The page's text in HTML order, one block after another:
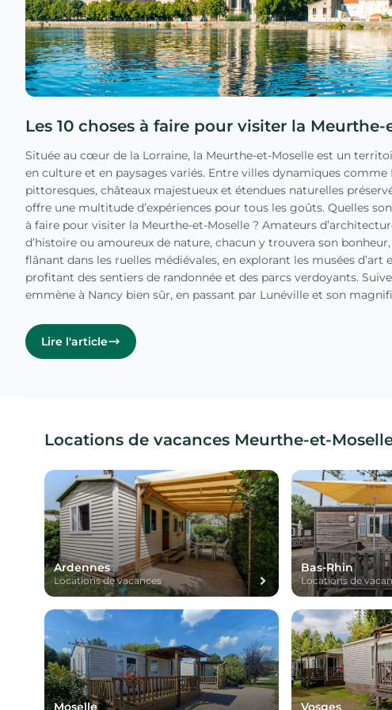
Les 10 choses à faire pour visiter la Meurthe-
Située au cœur de la Lorraine, la Meurthe-et-Moselle est un
en culture et en paysages variés. Entre villes dynamiques comme
pittoresques, châteaux majestueux et étendues naturelles
offre une multitude d’expériences pour tous les goûts. Quelles
à faire pour visiter la Meurthe-et-Moselle ? Amateurs
d’histoire ou amoureux de nature, chacun y trouvera son
flânant dans les ruelles médiévales, en explorant les musées d’art
profitant des sentiers de randonnée et des parcs verdoyants.
emmène à Nancy bien sûr, en passant par Lunéville et son
Vauban de Longwy. La Meurthe-et-Moselle promet ainsi un
traditions lorraines et modernité. En bonus, téléchargez la carte
Lire l'article
Locations de vacances Meurthe-et-
Ardennes
Locations de vacances
Bas-Rhin
Locations de
Moselle Vosges